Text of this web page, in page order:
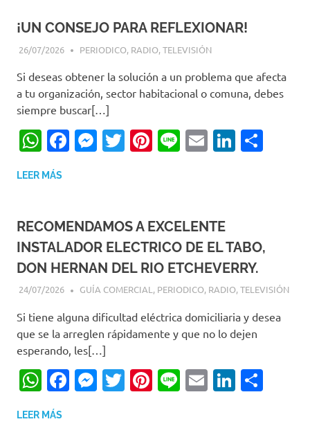
¡UN CONSEJO PARA REFLEXIONAR!
26/07/2026 EDITOR-RET
PERIODICO, RADIO,TELEVISIÓN
Si deseas obtener la solución a un problema que afecta
a tu organización, sector habitacional o comuna, debes
siempre buscar[…]
WhatsApp
Facebook
Messenger
Twitter
Pinterest
LineEmail
LEER MÁS
RECOMENDAMOS A EXCELENTE
INSTALADOR ELECTRICO DE EL TABO,
DON HERNAN DEL RIO ETCHEVERRY.
24/07/2026 EDITOR-RET
GUÍA COMERCIAL , PERIODICO, RADIO,TELEVISIÓN
Si tiene alguna dificultad eléctrica domiciliaria y desea
que se la arreglen rápidamente y que no lo dejen
esperando, les[…]
WhatsApp
Facebook
Messenger
Twitter
Pinterest
LineEmail
LEER MÁS